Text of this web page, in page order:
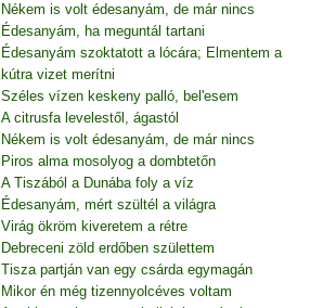
Nékem is volt édesanyám, de már nincs
Édesanyám, ha meguntál tartani
Édesanyám szoktatott a lócára; Elmentem a
kútra vizet merítni
Széles vízen keskeny palló, bel'esem
A citrusfa levelestől, ágastól
Nékem is volt édesanyám, de már nincs
Piros alma mosolyog a dombtetőn
A Tiszából a Dunába foly a víz
Édesanyám, mért szültél a világra
Virág ökröm kiveretem a rétre
Debreceni zöld erdőben születtem
Tisza partján van egy csárda egymagán
Mikor én még tizennyolcéves voltam